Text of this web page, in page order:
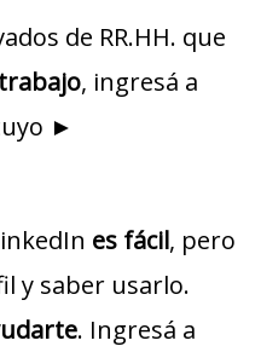
de RR.HH. que
, ingresá a
►
es fácil, pero
y saber usarlo.
. Ingresá a